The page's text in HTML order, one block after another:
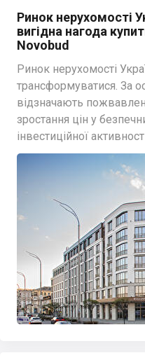
Ринок нерухомості
вигідна нагода
Novobud
Ринок нерухомості
трансформуватися. За
відзначають
зростання цін у
інвестиційної